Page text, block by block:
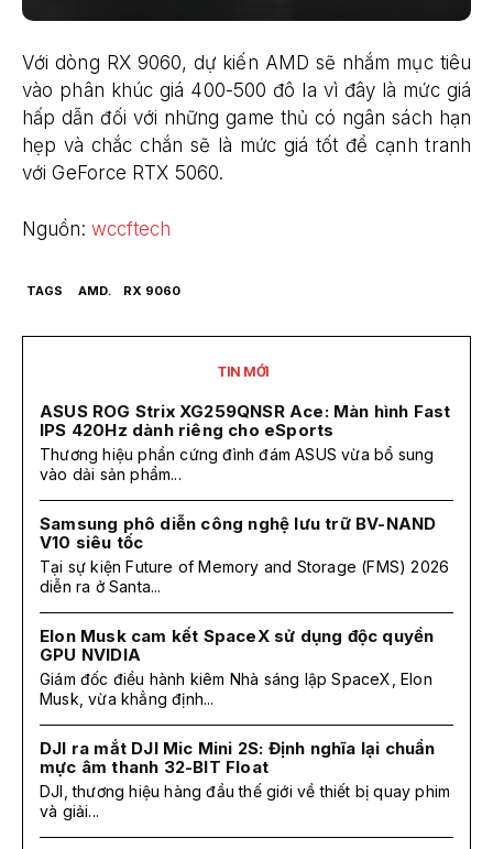
Với dòng RX 9060, dự kiến ​​AMD sẽ nhắm mục tiêu
vào phân khúc giá 400-500 đô la vì đây là mức giá
hấp dẫn đối với những game thủ có ngân sách hạn
hẹp và chắc chắn sẽ là mức giá tốt để cạnh tranh
với GeForce RTX 5060.
Nguồn: wccftech
TAGS AMD. RX 9060
TIN MỚI
ASUS ROG Strix XG259QNSR Ace: Màn hình Fast
IPS 420Hz dành riêng cho eSports
Thương hiệu phần cứng đình đám ASUS vừa bổ sung
vào dải sản phẩm...
Samsung phô diễn công nghệ lưu trữ BV-NAND
V10 siêu tốc
Tại sự kiện Future of Memory and Storage (FMS) 2026
diễn ra ở Santa...
Elon Musk cam kết SpaceX sử dụng độc quyền
GPU NVIDIA
Giám đốc điều hành kiêm Nhà sáng lập SpaceX, Elon
Musk, vừa khẳng định...
DJI ra mắt DJI Mic Mini 2S: Định nghĩa lại chuẩn
mực âm thanh 32-BIT Float
DJI, thương hiệu hàng đầu thế giới về thiết bị quay phim
và giải...